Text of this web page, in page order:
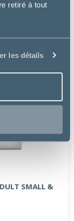
retiré à tout
les détails
SMALL &